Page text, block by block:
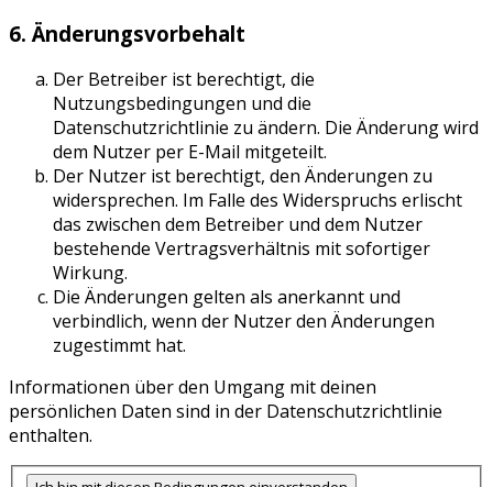
6. Änderungsvorbehalt
Der Betreiber ist berechtigt, die
Nutzungsbedingungen und die
Datenschutzrichtlinie zu ändern. Die Änderung wird
dem Nutzer per E-Mail mitgeteilt.
Der Nutzer ist berechtigt, den Änderungen zu
widersprechen. Im Falle des Widerspruchs erlischt
das zwischen dem Betreiber und dem Nutzer
bestehende Vertragsverhältnis mit sofortiger
Wirkung.
Die Änderungen gelten als anerkannt und
verbindlich, wenn der Nutzer den Änderungen
zugestimmt hat.
Informationen über den Umgang mit deinen
persönlichen Daten sind in der Datenschutzrichtlinie
enthalten.